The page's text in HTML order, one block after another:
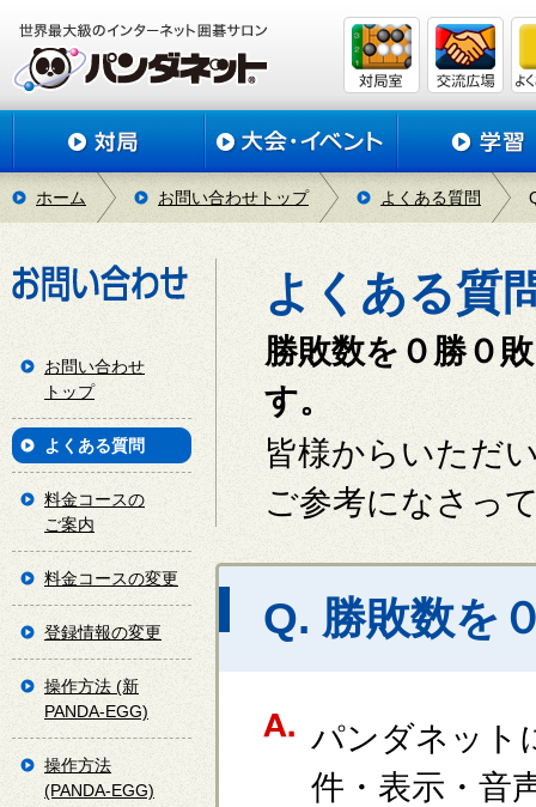
ホーム お問い合わせトップ よくある質問
よくある質
勝敗数を０勝０
す。
皆様からいただ
ご参考になさっ
Q. 勝敗数を
パンダネット
件・表示・音
お問い合わせ
トップ
よくある質問
料金コースの
ご案内
料金コースの変更
登録情報の変更
操作方法 (新
PANDA-EGG)
操作方法
(PANDA-EGG)